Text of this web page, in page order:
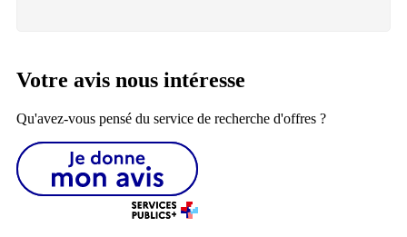
Votre avis nous intéresse
Qu'avez-vous pensé du service de recherche d'offres ?